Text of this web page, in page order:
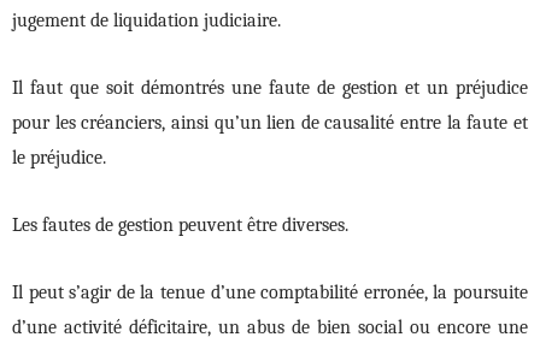
jugement de liquidation judiciaire.
Il faut que soit démontrés une faute de gestion et un préjudice
pour les créanciers, ainsi qu’un lien de causalité entre la faute et
le préjudice.
Les fautes de gestion peuvent être diverses.
Il peut s’agir de la tenue d’une comptabilité erronée, la poursuite
d’une activité déficitaire, un abus de bien social ou encore une